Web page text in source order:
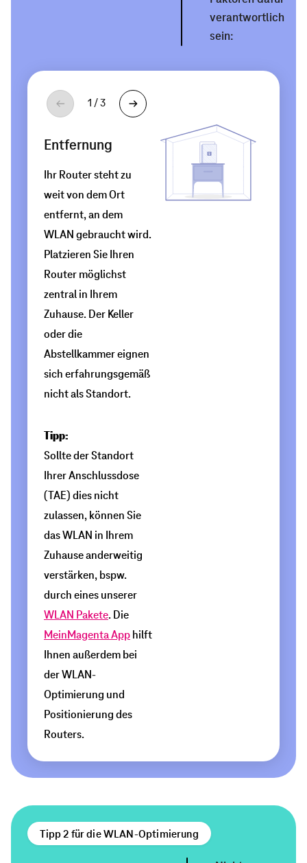
verantwortlich
sein:
1 /3
Entfernung
Ihr Router steht zu
weit von dem Ort
entfernt, an dem
WLAN gebraucht wird.
Platzieren Sie Ihren
Router möglichst
zentral in Ihrem
Zuhause. Der Keller
oder die
Abstellkammer eignen
sich erfahrungsgemäß
nicht als Standort.
Tipp:
Sollte der Standort
Ihrer Anschlussdose
(TAE) dies nicht
zulassen, können Sie
das WLAN in Ihrem
Zuhause anderweitig
verstärken, bspw.
durch eines unserer
WLAN Pakete. Die
MeinMagenta App hilft
Ihnen außerdem bei
der WLAN-
Optimierung und
Positionierung des
Routers.
Platzierung
Router
Jedes
Hindernis
kann
das
WLAN-
Signal
beeinträchtigen.
empfehlen
daher,
den
Router
frei
an
einer
Wand
oder
auf
einem
Möbelstück
in
mindestens
1
Meter
Umgebung
Router
Wasser, z. B. in
Fußbodenheizungen,
Wasserrohren, stark
wasserhaltigen
Baustoffen (Holz,
Stein, Beton) oder
durch zu viele
Metall, z. B. in
beschichteten
Türen), Leichtbauwänden
mit Metallträgern und -
folien oder
Brandschutzeinrichtungen
und Möbeln aus Metall
Signale, z. B.
Bluetooth-
Geräte,
oder andere
Der
Tipp 2 für die WLAN-Optimierung